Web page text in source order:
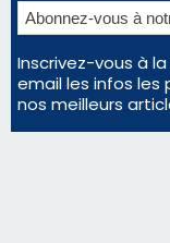
Régie publicitaire
Nous contacter